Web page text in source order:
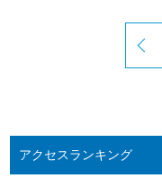
アクセスランキング